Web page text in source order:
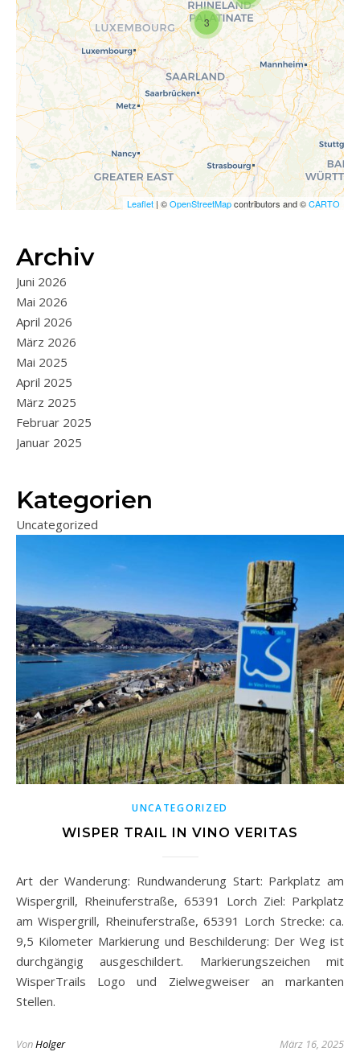
3
Leaflet| ©OpenStreetMapcontributors and ©CARTO
Archiv
Juni 2026
Mai 2026
April 2026
März 2026
Mai 2025
April 2025
März 2025
Februar 2025
Januar 2025
Kategorien
Uncategorized
UNCATEGORIZED
WISPER TRAIL IN VINO VERITAS
Art der Wanderung: Rundwanderung Start: Parkplatz am
Wispergrill, Rheinuferstraße, 65391 Lorch Ziel: Parkplatz
am Wispergrill, Rheinuferstraße, 65391 Lorch Strecke: ca.
9,5 Kilometer Markierung und Beschilderung: Der Weg ist
durchgängig ausgeschildert. Markierungszeichen mit
WisperTrails Logo und Zielwegweiser an markanten
Stellen.
VonHolger März 16, 2025